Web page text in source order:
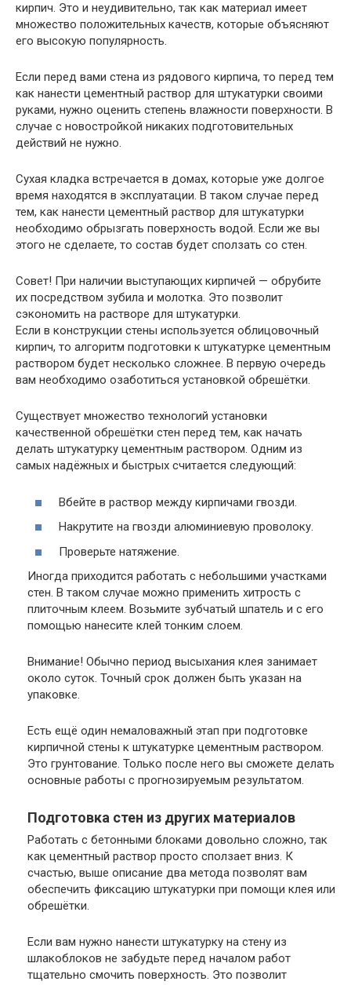
кирпич. Это и неудивительно, так как материал имеет
множество положительных качеств, которые объясняют
его высокую популярность.
Если перед вами стена из рядового кирпича, то перед тем
как нанести цементный раствор для штукатурки своими
руками, нужно оценить степень влажности поверхности. В
случае с новостройкой никаких подготовительных
действий не нужно.
Сухая кладка встречается в домах, которые уже долгое
время находятся в эксплуатации. В таком случае перед
тем, как нанести цементный раствор для штукатурки
необходимо обрызгать поверхность водой. Если же вы
этого не сделаете, то состав будет сползать со стен.
Совет! При наличии выступающих кирпичей — обрубите
их посредством зубила и молотка. Это позволит
сэкономить на растворе для штукатурки.
Если в конструкции стены используется облицовочный
кирпич, то алгоритм подготовки к штукатурке цементным
раствором будет несколько сложнее. В первую очередь
вам необходимо озаботиться установкой обрешётки.
Существует множество технологий установки
качественной обрешётки стен перед тем, как начать
делать штукатурку цементным раствором. Одним из
самых надёжных и быстрых считается следующий:
Вбейте в раствор между кирпичами гвозди.
Накрутите на гвозди алюминиевую проволоку.
Проверьте натяжение.
Иногда приходится работать с небольшими участками
стен. В таком случае можно применить хитрость с
плиточным клеем. Возьмите зубчатый шпатель и с его
помощью нанесите клей тонким слоем.
Внимание! Обычно период высыхания клея занимает
около суток. Точный срок должен быть указан на
упаковке.
Есть ещё один немаловажный этап при подготовке
кирпичной стены к штукатурке цементным раствором.
Это грунтование. Только после него вы сможете делать
основные работы с прогнозируемым результатом.
Подготовка стен из других материалов
Работать с бетонными блоками довольно сложно, так
как цементный раствор просто сползает вниз. К
счастью, выше описание два метода позволят вам
обеспечить фиксацию штукатурки при помощи клея или
обрешётки.
Если вам нужно нанести штукатурку на стену из
шлакоблоков не забудьте перед началом работ
тщательно смочить поверхность. Это позволит